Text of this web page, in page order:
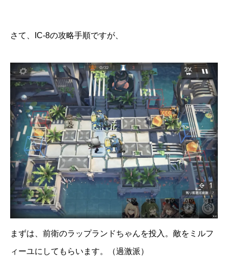
さて、IC-8の攻略手順ですが、
まずは、前衛のラップランドちゃんを投入。敵をミルフ
ィーユにしてもらいます。（過激派）